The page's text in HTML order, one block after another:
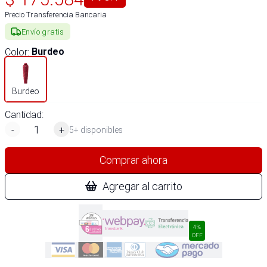
Precio Transferencia Bancaria
Envío gratis
Color: Burdeo
Burdeo
Cantidad:
-
+ 5+ disponibles
Comprar ahora
Agregar al carrito
4%
OFF